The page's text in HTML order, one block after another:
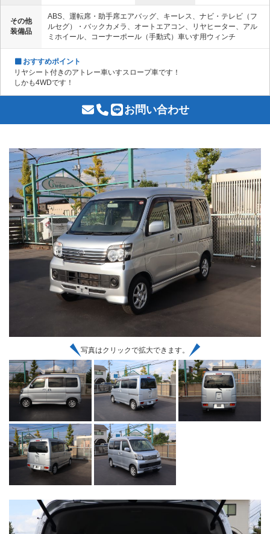
その他
装備品
ABS、運転席・助手席エアバッグ、キーレス、ナビ・テレビ（フ
ルセグ）・バックカメラ、オートエアコン、リヤヒーター、アル
ミホイール、コーナーポール（手動式）車いす用ウィンチ
おすすめポイント
リヤシート付きのアトレー車いすスロープ車です！
しかも4WDです！
お問い合わせ
写真はクリックで拡大できます。